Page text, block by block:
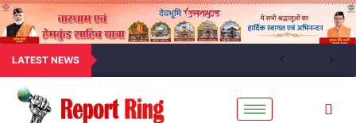
LATEST NEWS